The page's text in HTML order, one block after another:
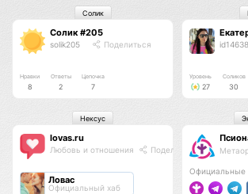
Солик #205
solik205 Поделиться
Нравки
8
Ответы
2
Цепочка
7
Солик
Уровень
27
Соликов
30
lovas.ru
Любовь и отношения Поделиться
Ловас
Официальный хаб
Нексус
Официальные